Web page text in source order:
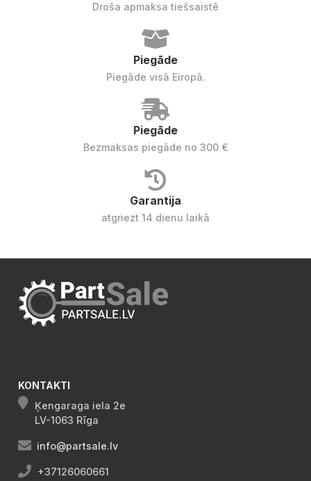
Droša apmaksa tiešsaistē
Piegāde
Piegāde visā Eiropā.
Piegāde
Bezmaksas piegāde no 300 €
Garantija
atgriezt 14 dienu laikā
KONTAKTI
Ķengaraga iela 2e
LV-1063 Rīga
info@partsale.lv
+37126060661